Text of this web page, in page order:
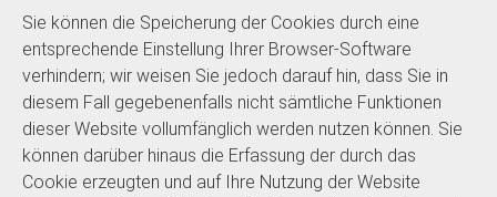
Sie können die Speicherung der Cookies durch eine
entsprechende Einstellung Ihrer Browser-Software
verhindern; wir weisen Sie jedoch darauf hin, dass Sie in
diesem Fall gegebenenfalls nicht sämtliche Funktionen
dieser Website vollumfänglich werden nutzen können. Sie
können darüber hinaus die Erfassung der durch das
Cookie erzeugten und auf Ihre Nutzung der Website